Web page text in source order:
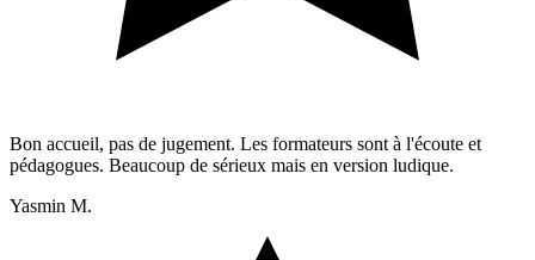
Bon accueil, pas de jugement. Les formateurs sont à l'écoute et
pédagogues. Beaucoup de sérieux mais en version ludique.
Yasmin M.